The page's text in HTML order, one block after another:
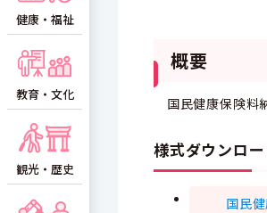
概要
国民健康保険料
様式ダウンロー
国民
健康・福祉
教育・文化
観光・歴史